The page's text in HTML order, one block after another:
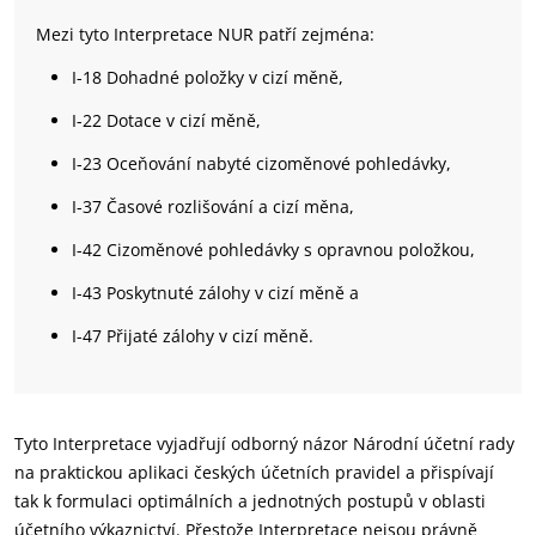
Mezi tyto Interpretace NUR patří zejména:
I-18 Dohadné položky v cizí měně,
I-22 Dotace v cizí měně,
I-23 Oceňování nabyté cizoměnové pohledávky,
I-37 Časové rozlišování a cizí měna,
I-42 Cizoměnové pohledávky s opravnou položkou,
I-43 Poskytnuté zálohy v cizí měně a
I-47 Přijaté zálohy v cizí měně.
Tyto Interpretace vyjadřují odborný názor Národní účetní rady
na praktickou aplikaci českých účetních pravidel a přispívají
tak k formulaci optimálních a jednotných postupů v oblasti
účetního výkaznictví. Přestože Interpretace nejsou právně